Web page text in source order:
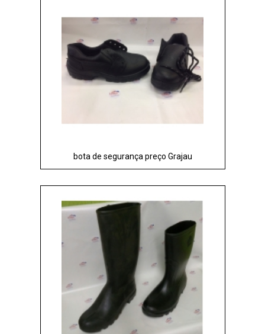
bota de segurança preço Grajau